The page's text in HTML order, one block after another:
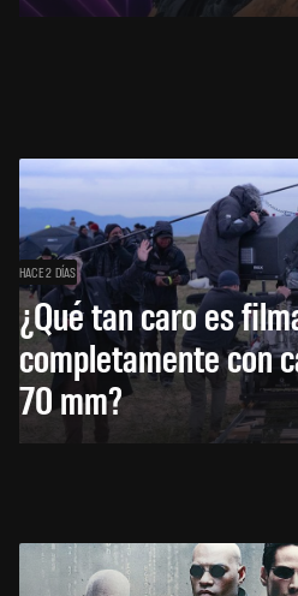
HACE 2 DÍAS
¿Qué tan caro es
completamente con
70 mm?